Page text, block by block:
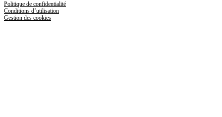
Politique de confidentialité
Conditions d’utilisation
Gestion des cookies